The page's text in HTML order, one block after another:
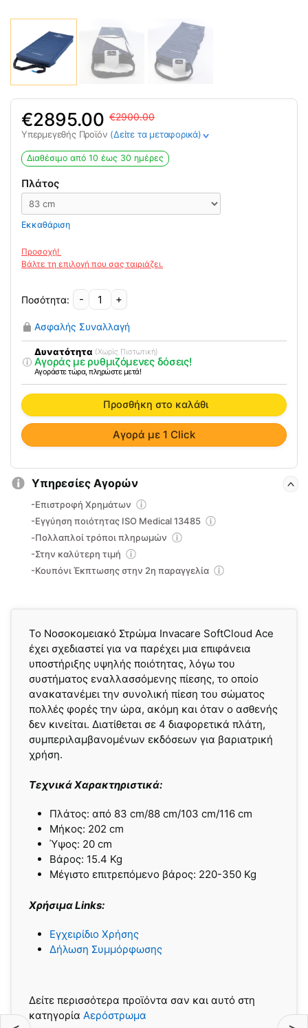
Το Νοσοκομειακό Στρώμα Invacare SoftCloud Ace
έχει σχεδιαστεί για να παρέχει μια επιφάνεια
υποστήριξης υψηλής ποιότητας, λόγω του
συστήματος εναλλασσόμενης πίεσης, το οποίο
ανακατανέμει την συνολική πίεση του σώματος
πολλές φορές την ώρα, ακόμη και όταν ο ασθενής
δεν κινείται. Διατίθεται σε 4 διαφορετικά πλάτη,
συμπεριλαμβανομένων εκδόσεων για βαριατρική
χρήση.
Τεχνικά Χαρακτηριστικά:
Πλάτος: από 83 cm/88 cm/103 cm/116 cm
Μήκος: 202 cm
Ύψος: 20 cm
Βάρος: 15.4 Kg
Μέγιστο επιτρεπόμενο βάρος: 220-350 Kg
Χρήσιμα Links:
Εγχειρίδιο Χρήσης
Δήλωση Συμμόρφωσης
Δείτε περισσότερα προϊόντα σαν και αυτό στη
κατηγορία Αερόστρωμα
2900.00
was:
2900.00€.
2895.00
τιμή
είναι:
Υπερμεγεθής Προϊόν (Δείτε τα μεταφορικά)>
Διαθέσιμο από 10 έως 30 ημέρες
Πλάτος
Εκκαθάριση
Αγορά με 1 Click
-
Νοσοκομειακό
Στρώμα
Invacare
SoftCloud
Ace
ποσότητα
+
Ασφαλής Συναλλαγή
Δυνατότητα (Χωρίς Πιστωτική)
Αγοράς με ρυθμιζόμενες δόσεις!
Αγοράστε τώρα, πληρώστε μετά!
Προσθήκη στο καλάθι
Υπηρεσίες Αγορών
-Επιστροφή Χρημάτων
-Εγγύηση ποιότητας ISO Medical 13485
-Πολλαπλοί τρόποι πληρωμών
-Στην καλύτερη τιμή
-Κουπόνι Έκπτωσης στην 2η παραγγελία